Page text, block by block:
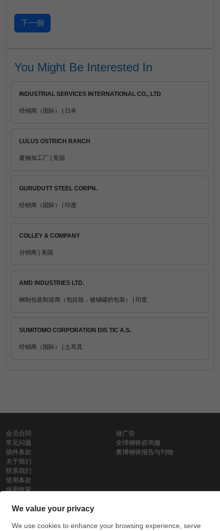
You Might Be Interested In
INDUSTRIAL SERVICES INTERNATIONAL CO., LTD
经销商（国际） | 日本
LULUS OSTRICH RANCH
废钢加工厂 | 美国
GURUDUTT STEEL CORPN.
经销商（国际） | 印度
COLLEY & COMPANY
分销商 | 美国
AMD INDUSTRIES LTD.
钢制包装制造商（包括鼓，镀锡罐的包装） | 印度
SUMITOMO CORPORATION DIS TIC A.S.
经销商（国际） | 土耳其
会员合同
常见问题
插件条款
关于我们
联系我们
使用条款
保密政策
做广告
全球钢铁咨询服
奥博钢铁报告与刊物
铁价格